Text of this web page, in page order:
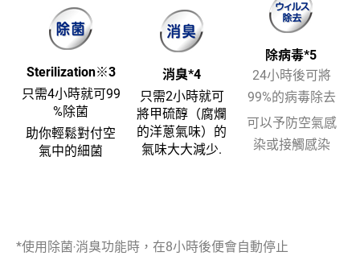
Sterilization※3
只需4小時就可99
%除菌
助你輕鬆對付空
氣中的細菌
消臭*4
只需2小時就可
將甲硫醇（腐爛
的洋蔥氣味）的
氣味大大減少.
除病毒*5
24小時後可將
99%的病毒除去
可以予防空氣感
染或接觸感染
*使用除菌‧消臭功能時，在8小時後便會自動停止